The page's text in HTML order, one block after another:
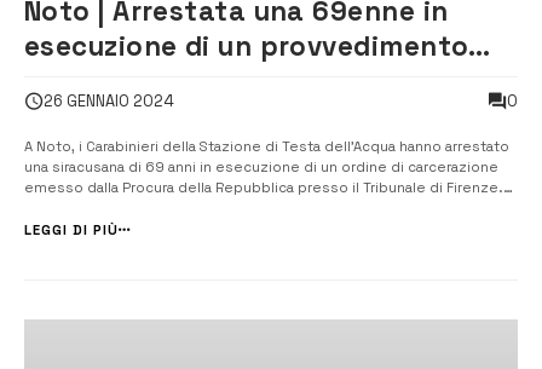
Noto | Arrestata una 69enne in
esecuzione di un provvedimento
26 GENNAIO 2024 0
A Noto, i Carabinieri della Stazione di Testa dell’Acqua hanno arrestato
una siracusana di 69 anni in esecuzione di un ordine di carcerazione
emesso dalla Procura della Repubblica presso il Tribunale di Firenze.
concorso, commessi a Firenze nel 2018 e condannata a 2 [&helli...
LEGGI DI PIÙ